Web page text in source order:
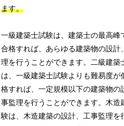
ます。
一級建築士試験は、建築士の最高峰
合格すれば、あらゆる建築物の設計
理を行うことができます。二級建築
は、一級建築士試験よりも難易度が
格すれば、一定規模以下の建築物の
事監理を行うことができます。木造
験は、木造建築の設計、工事監理を